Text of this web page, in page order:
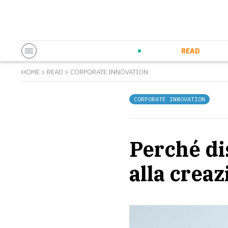
READ
HOME > READ > CORPORATE INNOVATION
CORPORATE INNOVATION
Perché
alla